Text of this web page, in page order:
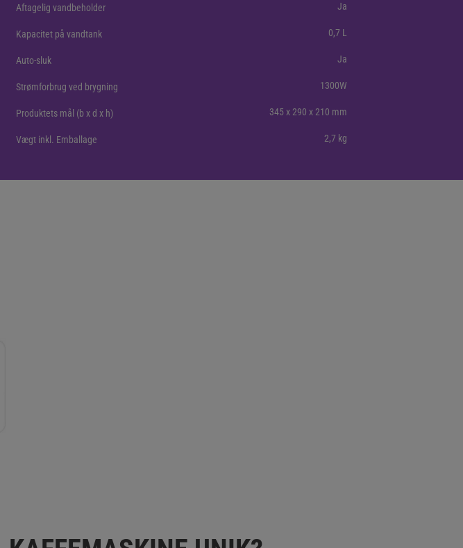
Aftagelig vandbeholder Ja
Kapacitet på vandtank 0,7 L
Auto-sluk Ja
Strømforbrug ved brygning 1300W
Produktets mål (b x d x h) 345 x 290 x 210 mm
Vægt inkl. Emballage 2,7 kg